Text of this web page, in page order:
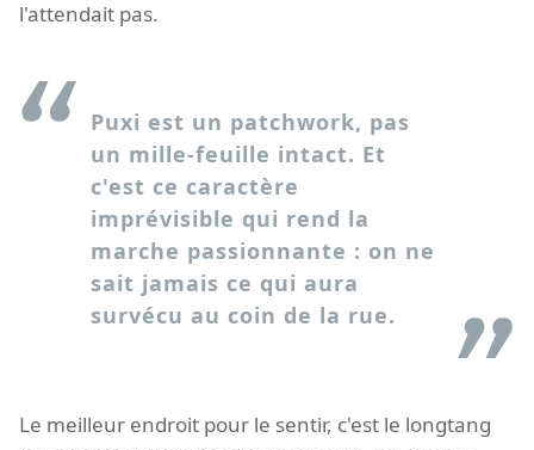
l'attendait pas.
Puxi est un patchwork, pas
un mille-feuille intact. Et
c'est ce caractère
imprévisible qui rend la
marche passionnante : on ne
sait jamais ce qui aura
survécu au coin de la rue.
Le meilleur endroit pour le sentir, c'est le longtang